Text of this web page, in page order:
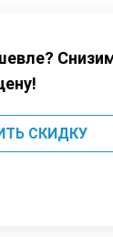
СКИДКУ